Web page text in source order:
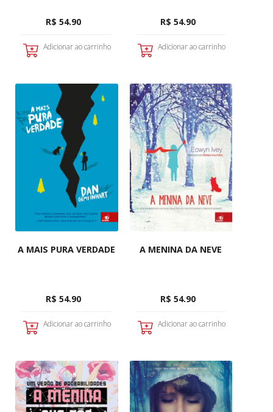
R$ 54.90
Adicionar ao carrinho
R$ 54.90
Adicionar ao carrinho
A MAIS PURA VERDADE
R$ 54.90
Adicionar ao carrinho
A MENINA DA NEVE
R$ 54.90
Adicionar ao carrinho